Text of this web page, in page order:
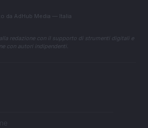
da AdHub Media — Italia
redazione con il supporto di strumenti digitali e
con autori indipendenti.